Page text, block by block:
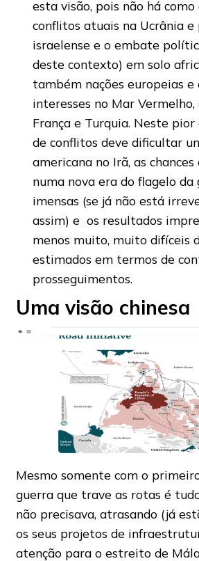
esta visão, pois não há como
conflitos atuais na Ucrânia
israelense e o embate
deste contexto) em solo
também nações europeias e
interesses no Mar Vermelho,
França e Turquia. Neste
de conflitos deve dificultar
americana no Irã, as
numa nova era do flagelo da
imensas (se já não está
assim) e os resultados
menos muito, muito difíceis
estimados em termos de
prosseguimentos.
Uma visão chinesa
Mesmo somente com o
guerra que trave as rotas é
não precisava, atrasando (já
os seus projetos de
atenção para o estreito de